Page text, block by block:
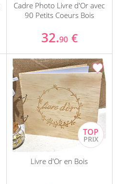
Cadre Photo Livre d'Or avec
90 Petits Coeurs Bois
32.90 €
Livre d'Or en Bois